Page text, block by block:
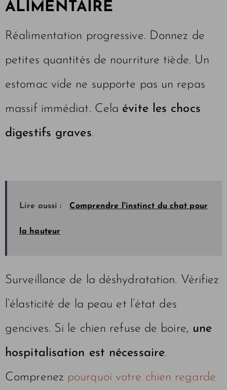
ALIMENTAIRE
Réalimentation progressive. Donnez de
petites quantités de nourriture tiède. Un
estomac vide ne supporte pas un repas
massif immédiat. Cela évite les chocs
digestifs graves.
Lire aussi : Comprendre l'instinct du chat pour
la hauteur
Surveillance de la déshydratation. Vérifiez
l’élasticité de la peau et l’état des
gencives. Si le chien refuse de boire, une
hospitalisation est nécessaire.
Comprenez pourquoi votre chien regarde